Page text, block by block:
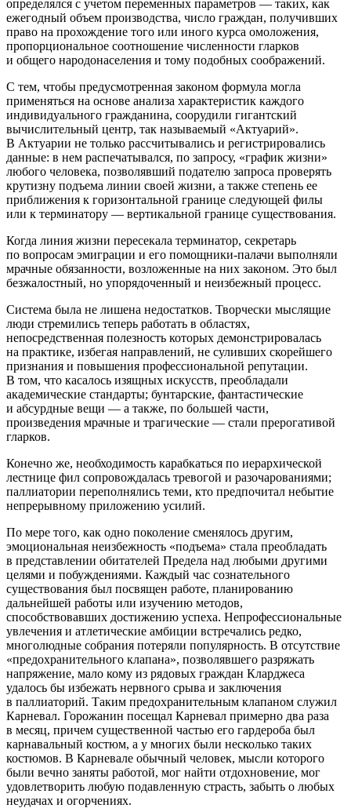
определялся с учетом переменных параметров — таких, как
ежегодный объем производства, число граждан, получивших
право на прохождение того или иного курса омоложения,
пропорциональное соотношение численности гларков
и общего народонаселения и тому подобных соображений.
С тем, чтобы предусмотренная законом формула могла
применяться на основе анализа характеристик каждого
индивидуального гражданина, соорудили гигантский
вычислительный центр, так называемый «Актуарий».
В Актуарии не только рассчитывались и регистрировались
данные: в нем распечатывался, по запросу, «график жизни»
любого человека, позволявший подателю запроса проверять
крутизну подъема линии своей жизни, а также степень ее
приближения к горизонтальной границе следующей филы
или к терминатору — вертикальной границе существования.
Когда линия жизни пересекала терминатор, секретарь
по вопросам эмиграции и его помощники-палачи выполняли
мрачные обязанности, возложенные на них законом. Это был
безжалостный, но упорядоченный и неизбежный процесс.
Система была не лишена недостатков. Творчески мыслящие
люди стремились теперь работать в областях,
непосредственная полезность которых демонстрировалась
на практике, избегая направлений, не суливших скорейшего
признания и повышения профессиональной репутации.
В том, что касалось изящных искусств, преобладали
академические стандарты; бунтарские, фантастические
и абсурдные вещи — а также, по большей части,
произведения мрачные и трагические — стали прерогативой
гларков.
Конечно же, необходимость карабкаться по иерархической
лестнице фил сопровождалась тревогой и разочарованиями;
паллиатории переполнялись теми, кто предпочитал небытие
непрерывному приложению усилий.
По мере того, как одно поколение сменялось другим,
эмоциональная неизбежность «подъема» стала преобладать
в представлении обитателей Предела над любыми другими
целями и побуждениями. Каждый час сознательного
существования был посвящен работе, планированию
дальнейшей работы или изучению методов,
способствовавших достижению успеха. Непрофессиональные
увлечения и атлетические амбиции встречались редко,
многолюдные собрания потеряли популярность. В отсутствие
«предохранительного клапана», позволявшего разряжать
напряжение, мало кому из рядовых граждан Кларджеса
удалось бы избежать нервного срыва и заключения
в паллиаторий. Таким предохранительным клапаном служил
Карневал. Горожанин посещал Карневал примерно два раза
в месяц, причем существенной частью его гардероба был
карнавальный костюм, а у многих были несколько таких
костюмов. В Карневале обычный человек, мысли которого
были вечно заняты работой, мог найти отдохновение, мог
удовлетворить любую подавленную страсть, забыть о любых
неудачах и огорчениях.